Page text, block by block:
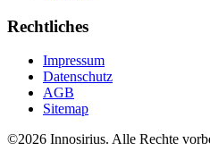
Rechtliches
Impressum
Datenschutz
AGB
Sitemap
©2026 Innosirius. Alle Rechte